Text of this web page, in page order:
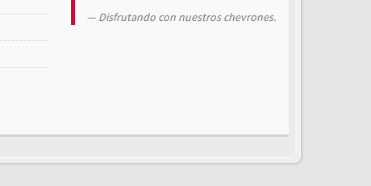
Disfrutando con nuestros chevrones.